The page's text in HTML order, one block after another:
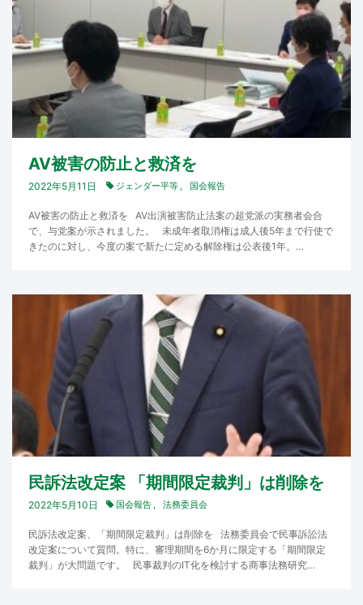
AV被害の防止と救済を
2022年5月11日 ジェンダー平等 国会報告
AV被害の防止と救済を AV出演被害防止法案の超党派の実務者会合
で、与党案が示されました。 未成年者取消権は成人後5年まで行使で
きたのに対し、今度の案で新たに定める解除権は公表後1年。…
民訴法改定案 「期間限定裁判」は削除を
2022年5月10日 国会報告 法務委員会
民訴法改定案、「期間限定裁判」は削除を 法務委員会で民事訴訟法
改定案について質問。特に、審理期間を6か月に限定する「期間限定
裁判」が大問題です。 民事裁判のIT化を検討する商事法務研究…